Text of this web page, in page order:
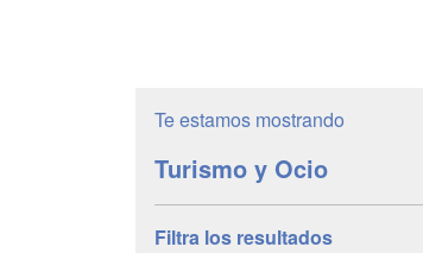
Te estamos mostrando
Turismo y Ocio
Filtra los resultados